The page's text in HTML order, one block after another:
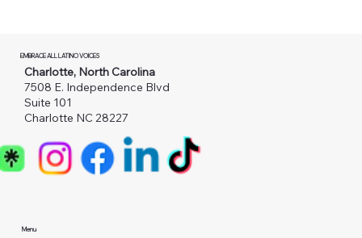
EMBRACE ALL LATINO VOICES
Charlotte, North Carolina
7508 E. Independence Blvd
Suite 101
Charlotte NC 28227
Menu